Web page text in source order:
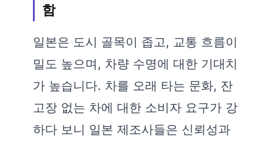
함
일본은 도시 골목이 좁고, 교통 흐름이
밀도 높으며, 차량 수명에 대한 기대치
가 높습니다. 차를 오래 타는 문화, 잔
고장 없는 차에 대한 소비자 요구가 강
하다 보니 일본 제조사들은 신뢰성과